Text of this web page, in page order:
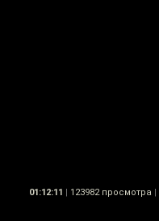
01:12:11 | 123982 просмотра |